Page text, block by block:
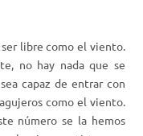
ser libre como el viento.
no hay nada que se
capaz de entrar con
como el viento.
número se la hemos